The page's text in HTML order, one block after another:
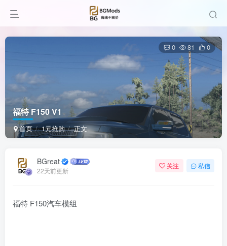
福特 F150 V1
首页 1元抢购 正文
0 81 0
BGreat
22天前更新
关注 私信
福特 F150汽车模组